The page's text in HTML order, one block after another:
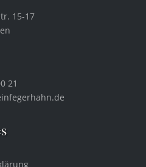
15-17
21